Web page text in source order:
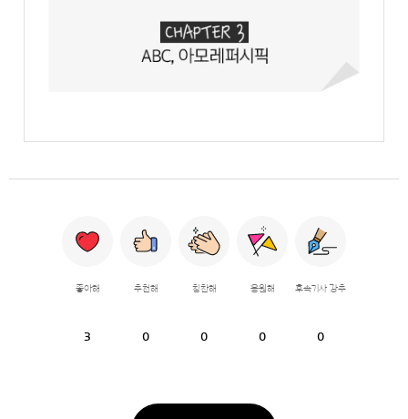
좋아해
3
추천해
0
칭찬해
0
응원해
0
후속기사 강추
0